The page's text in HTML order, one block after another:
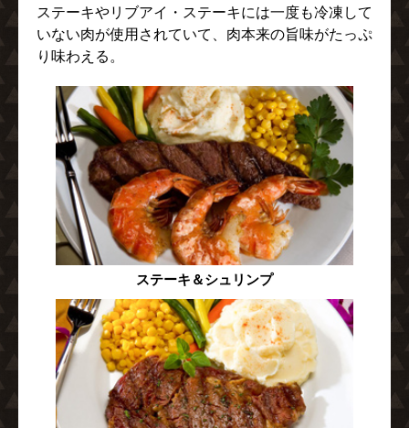
ステーキやリブアイ・ステーキには一度も冷凍して
いない肉が使用されていて、肉本来の旨味がたっぷ
り味わえる。
ステーキ＆シュリンプ